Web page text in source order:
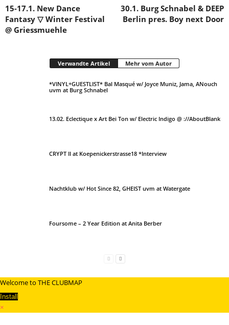
15-17.1. New Dance
Fantasy ▽ Winter Festival
@ Griessmuehle
30.1. Burg Schnabel & DEEP
Berlin pres. Boy next Door
Verwandte Artikel Mehr vom Autor
*VINYL+GUESTLIST* Bal Masqué w/ Joyce Muniz, Jama, ANouch
uvm at Burg Schnabel
13.02. Eclectique x Art Bei Ton w/ Electric Indigo @ ://AboutBlank
CRYPT II at Koepenickerstrasse18 *Interview
Nachtklub w/ Hot Since 82, GHEIST uvm at Watergate
Foursome – 2 Year Edition at Anita Berber
Welcome to THE CLUBMAP
Install
×